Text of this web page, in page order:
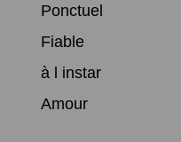
Ponctuel
Fiable
à l instar
Amour